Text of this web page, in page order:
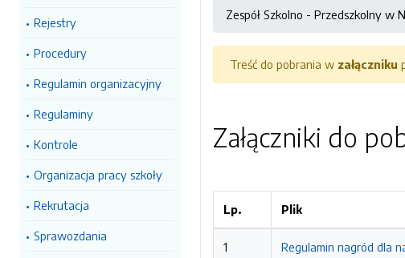
Rejestry
Procedury
Regulamin organizacyjny
Regulaminy
Kontrole
Organizacja pracy szkoły
Rekrutacja
Sprawozdania
Zespół Szkolno - Przedszkolny w
Treść do pobrania w załączniku
Załączniki do
Lp. Plik
1 Regulamin nagród dla